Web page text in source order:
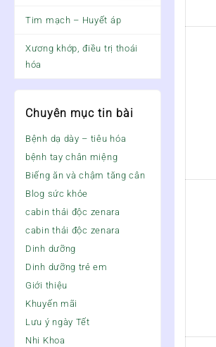
Tim mạch – Huyết áp
Xương khớp, điều trị thoái
hóa
Chuyên mục tin bài
Bệnh dạ dày – tiêu hóa
bệnh tay chân miệng
Biếng ăn và chậm tăng cân
Blog sức khỏe
cabin thải độc zenara
cabin thải độc zenara
Dinh dưỡng
Dinh dưỡng trẻ em
Giới thiệu
Khuyến mãi
Lưu ý ngày Tết
Nhi Khoa